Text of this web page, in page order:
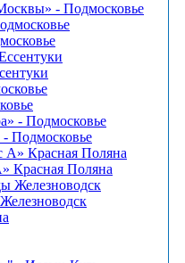
- Подмосковье
Подмосковье
Красная Поляна